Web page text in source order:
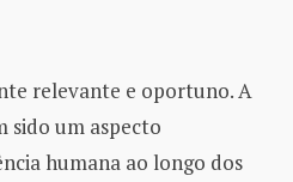
relevante e oportuno. A
sido um aspecto
humana ao longo dos